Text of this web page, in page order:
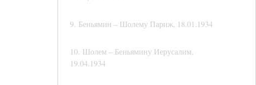
9. Беньямин – Шолему Париж, 18.01.1934
10. Шолем – Беньямину Иерусалим,
19.04.1934